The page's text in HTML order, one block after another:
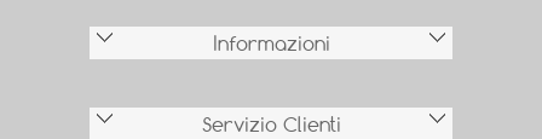
Informazioni
Servizio Clienti